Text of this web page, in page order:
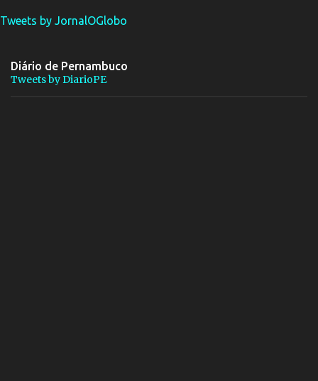
Tweets by JornalOGlobo
Diário de Pernambuco
Tweets by DiarioPE